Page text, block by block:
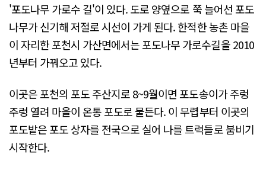
'포도나무 가로수 길'이 있다. 도로 양옆으로 쭉 늘어선 포도
나무가 신기해 저절로 시선이 가게 된다. 한적한 농촌 마을
이 자리한 포천시 가산면에서는 포도나무 가로수길을 2010
년부터 가꿔오고 있다.
이곳은 포천의 포도 주산지로 8~9월이면 포도송이가 주렁
주렁 열려 마을이 온통 포도로 물든다. 이 무렵부터 이곳의
포도밭은 포도 상자를 전국으로 실어 나를 트럭들로 붐비기
시작한다.